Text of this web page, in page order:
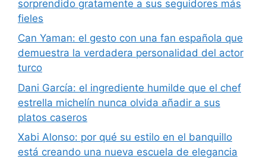
sorprendido gratamente a sus seguidores más
fieles
Can Yaman: el gesto con una fan española que
demuestra la verdadera personalidad del actor
turco
Dani García: el ingrediente humilde que el chef
estrella michelín nunca olvida añadir a sus
platos caseros
Xabi Alonso: por qué su estilo en el banquillo
está creando una nueva escuela de elegancia